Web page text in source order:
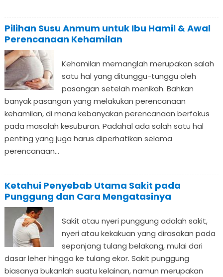
Pilihan Susu Anmum untuk Ibu Hamil & Awal
Perencanaan Kehamilan
Kehamilan memanglah merupakan salah
satu hal yang ditunggu-tunggu oleh
pasangan setelah menikah. Bahkan
banyak pasangan yang melakukan perencanaan
kehamilan, di mana kebanyakan perencanaan berfokus
pada masalah kesuburan. Padahal ada salah satu hal
penting yang juga harus diperhatikan selama
perencanaan...
Ketahui Penyebab Utama Sakit pada
Punggung dan Cara Mengatasinya
Sakit atau nyeri punggung adalah sakit,
nyeri atau kekakuan yang dirasakan pada
sepanjang tulang belakang, mulai dari
dasar leher hingga ke tulang ekor. Sakit punggung
biasanya bukanlah suatu kelainan, namun merupakan